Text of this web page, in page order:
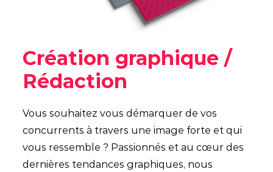
Création graphique /
Rédaction
Vous souhaitez vous démarquer de vos
concurrents à travers une image forte et qui
vous ressemble ? Passionnés et au cœur des
dernières tendances graphiques, nous